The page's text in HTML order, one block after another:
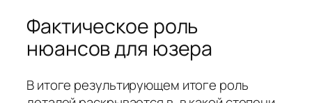
Фактическое роль
нюансов для юзера
В итоге результирующем итоге роль